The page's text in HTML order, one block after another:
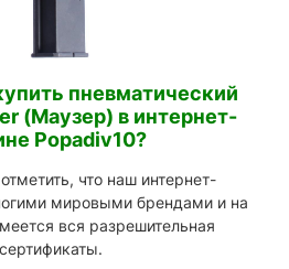
пневматический
(Маузер) в интернет-
Popadiv10?
что наш интернет-
мировыми брендами и на
вся разрешительная